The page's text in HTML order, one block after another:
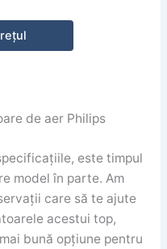
de aer Philips
este timpul
model în parte. Am
care să te ajute
acestui top,
bună opțiune pentru